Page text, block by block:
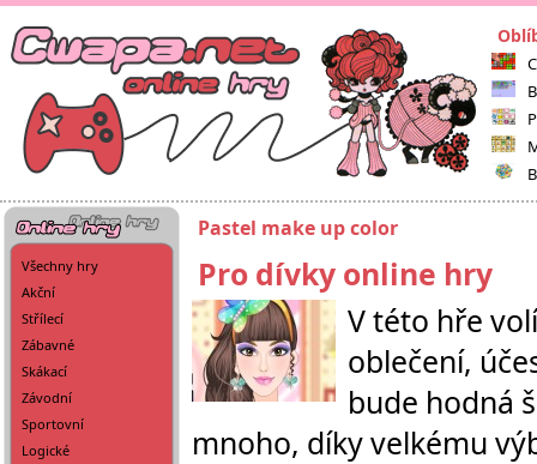
Všechny hry
Akční
Střílecí
Zábavné
Skákací
Závodní
Sportovní
Logické
Pastel make up color
Pro dívky online hry
V této hře
oblečení,
bude hodná
mnoho, díky velkému